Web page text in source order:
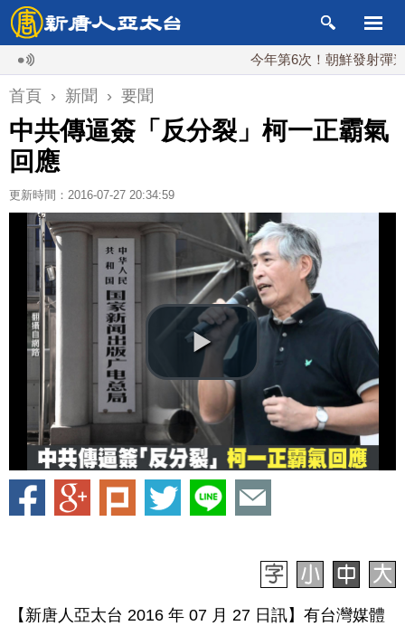
今年第6次！朝鮮發射彈道導彈
首頁 › 新聞 › 要聞
中共傳逼簽「反分裂」柯一正霸氣
回應
更新時間：2016-07-27 20:34:59
【新唐人亞太台 2016 年 07 月 27 日訊】有台灣媒體